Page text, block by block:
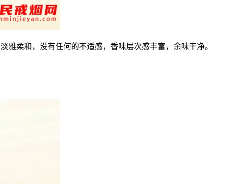
柔和，没有任何的不适感，香味层次感丰富，余味干净。